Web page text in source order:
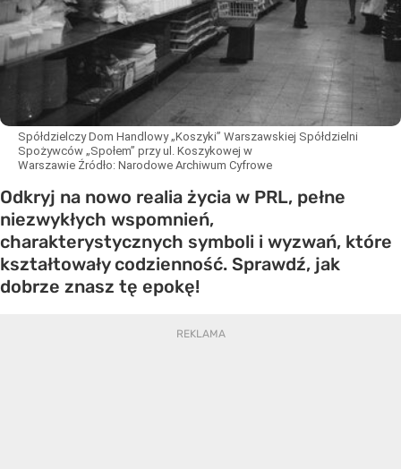
Spółdzielczy Dom Handlowy „Koszyki” Warszawskiej Spółdzielni
Spożywców „Społem” przy ul. Koszykowej w
Warszawie Źródło: Narodowe Archiwum Cyfrowe
Odkryj na nowo realia życia w PRL, pełne
niezwykłych wspomnień,
charakterystycznych symboli i wyzwań, które
kształtowały codzienność. Sprawdź, jak
dobrze znasz tę epokę!